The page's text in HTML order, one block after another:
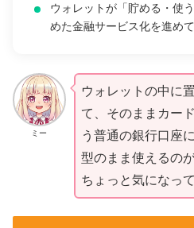
ウォレットが「貯める・使
めた金融サービス化を進め
ミー
ウォレットの中に
て、そのままカー
う普通の銀行口座
型のまま使えるの
ちょっと気になっ